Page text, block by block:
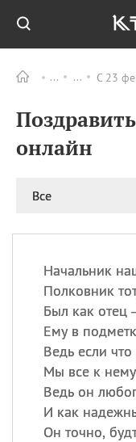
С 23
онлайн
Все
Начальник
Полковник
Был как
Ему в
Ведь если
Мы все к
Ведь он
И как
Он точно,